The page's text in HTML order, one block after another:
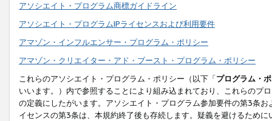
アソシエイト・プログラム商標ガイドライン
アソシエイト・プログラムIPライセンスおよび利用要件
アマゾン・インフルエンサー・プログラム・ポリシー
アマゾン・クリエイター・アド・ブースト・プログラム・ポリシー
これらのアソシエイト・プログラム・ポリシー（以下「プログラム・
いいます。）内で参照することにより組み込まれており、これらのプ
の定義にしたがいます。アソシエイト・プログラム参加要件の第3条
イセンスの第3条は、本規約終了後も存続します。疑義を避けるため